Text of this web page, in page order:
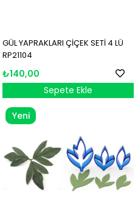
GÜL YAPRAKLARI ÇİÇEK SETİ 4 LÜ
RP21104
₺140,00
Sepete Ekle
Yeni